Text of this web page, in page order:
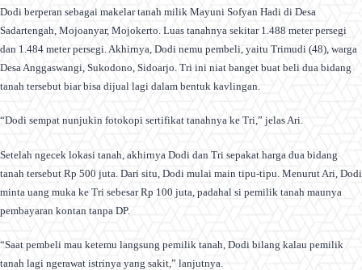
Dodi berperan sebagai makelar tanah milik Mayuni Sofyan Hadi di Desa
Sadartengah, Mojoanyar, Mojokerto. Luas tanahnya sekitar 1.488 meter persegi
dan 1.484 meter persegi. Akhirnya, Dodi nemu pembeli, yaitu Trimudi (48), warga
Desa Anggaswangi, Sukodono, Sidoarjo. Tri ini niat banget buat beli dua bidang
tanah tersebut biar bisa dijual lagi dalam bentuk kavlingan.
“Dodi sempat nunjukin fotokopi sertifikat tanahnya ke Tri,” jelas Ari.
Setelah ngecek lokasi tanah, akhirnya Dodi dan Tri sepakat harga dua bidang
tanah tersebut Rp 500 juta. Dari situ, Dodi mulai main tipu-tipu. Menurut Ari, Dodi
minta uang muka ke Tri sebesar Rp 100 juta, padahal si pemilik tanah maunya
pembayaran kontan tanpa DP.
“Saat pembeli mau ketemu langsung pemilik tanah, Dodi bilang kalau pemilik
tanah lagi ngerawat istrinya yang sakit,” lanjutnya.